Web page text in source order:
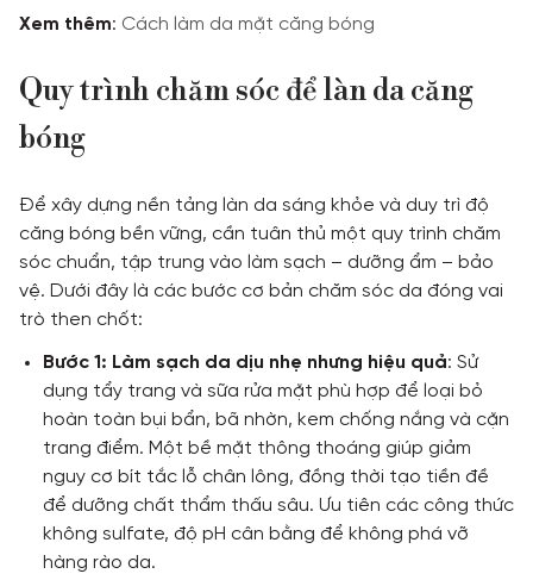
Xem thêm: Cách làm da mặt căng bóng
Quy trình chăm sóc để làn da căng
bóng
Để xây dựng nền tảng làn da sáng khỏe và duy trì độ
căng bóng bền vững, cần tuân thủ một quy trình chăm
sóc chuẩn, tập trung vào làm sạch – dưỡng ẩm – bảo
vệ. Dưới đây là các bước cơ bản chăm sóc da đóng vai
trò then chốt:
Bước 1: Làm sạch da dịu nhẹ nhưng hiệu quả: Sử
dụng tẩy trang và sữa rửa mặt phù hợp để loại bỏ
hoàn toàn bụi bẩn, bã nhờn, kem chống nắng và cặn
trang điểm. Một bề mặt thông thoáng giúp giảm
nguy cơ bít tắc lỗ chân lông, đồng thời tạo tiền đề
để dưỡng chất thẩm thấu sâu. Ưu tiên các công thức
không sulfate, độ pH cân bằng để không phá vỡ
hàng rào da.